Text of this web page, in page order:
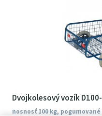
Dvojkolesový vozík
nosnosť 100 kg,